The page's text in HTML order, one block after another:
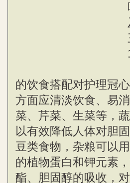
的饮食搭配对护理冠
方面应清淡饮食、易
菜、芹菜、生菜等，
以有效降低人体对胆
豆类食物，杂粮可以
的植物蛋白和钾元素
酯、胆固醇的吸收，